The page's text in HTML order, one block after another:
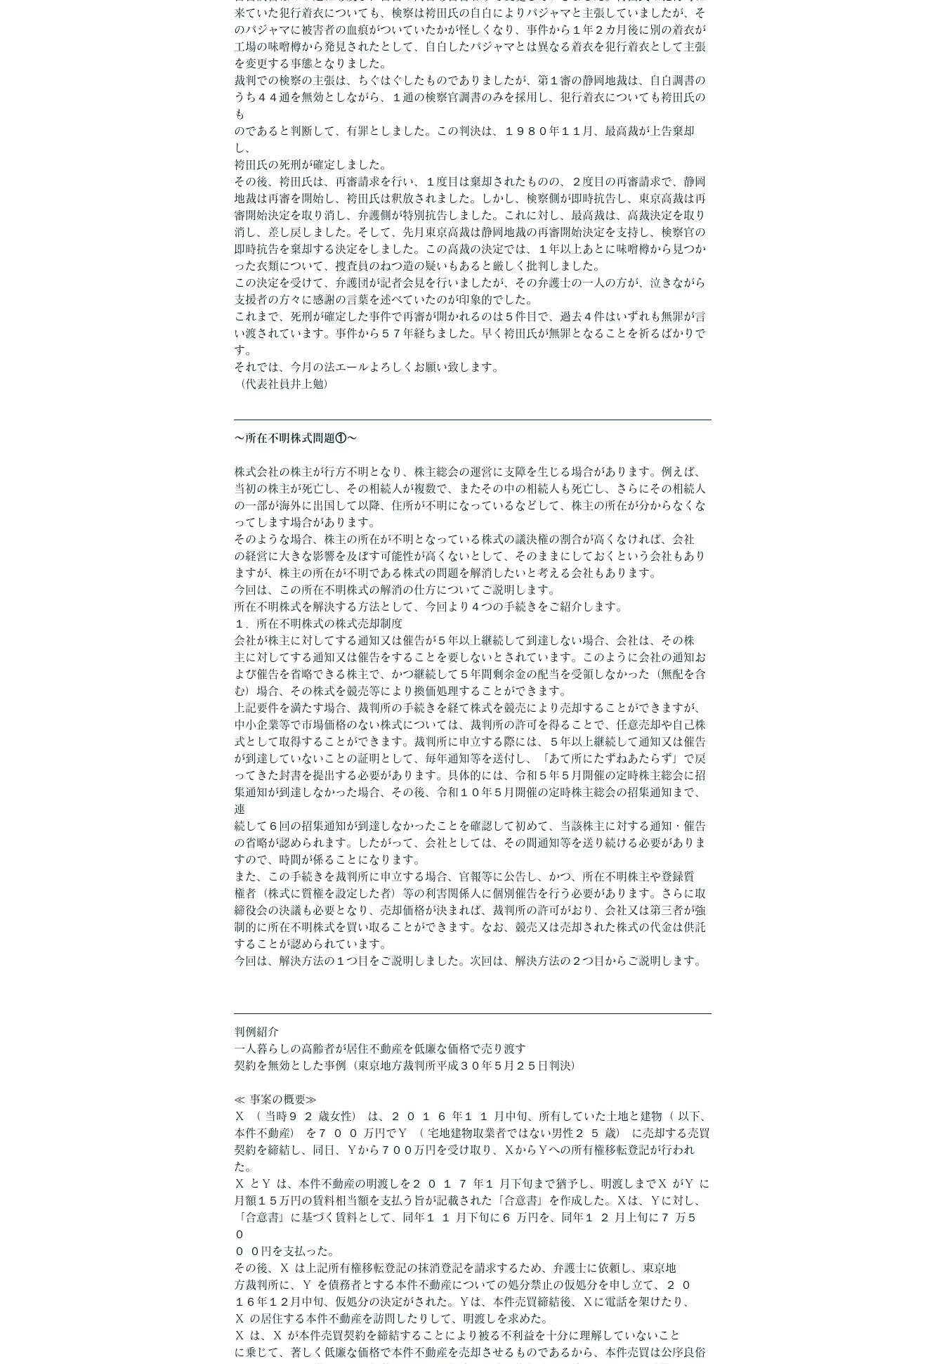
来ていた犯行着衣についても、検察は袴田氏の自白によりパジャマと主張していましたが、そ
のパジャマに被害者の血痕がついていたかが怪しくなり、事件から１年２カ月後に別の着衣が
工場の味噌樽から発見されたとして、自白したパジャマとは異なる着衣を犯行着衣として主張
を変更する事態となりました。
裁判での検察の主張は、ちぐはぐしたものでありましたが、第１審の静岡地裁は、自白調書の
うち４４通を無効としながら、１通の検察官調書のみを採用し、犯行着衣についても袴田氏の
も
のであると判断して、有罪としました。この判決は、１９８０年１１月、最高裁が上告棄却
し、
袴田氏の死刑が確定しました。
その後、袴田氏は、再審請求を行い、１度目は棄却されたものの、２度目の再審請求で、静岡
地裁は再審を開始し、袴田氏は釈放されました。しかし、検察側が即時抗告し、東京高裁は再
審開始決定を取り消し、弁護側が特別抗告しました。これに対し、最高裁は、高裁決定を取り
消し、差し戻しました。そして、先月東京高裁は静岡地裁の再審開始決定を支持し、検察官の
即時抗告を棄却する決定をしました。この高裁の決定では、１年以上あとに味噌樽から見つか
った衣類について、捜査員のねつ造の疑いもあると厳しく批判しました。
この決定を受けて、弁護団が記者会見を行いましたが、その弁護士の一人の方が、泣きながら
支援者の方々に感謝の言葉を述べていたのが印象的でした。
これまで、死刑が確定した事件で再審が開かれるのは５件目で、過去４件はいずれも無罪が言
い渡されています。事件から５７年経ちました。早く袴田氏が無罪となることを祈るばかりで
す。
それでは、今月の法エールよろしくお願い致します。
（代表社員井上勉）
～所在不明株式問題①～
株式会社の株主が行方不明となり、株主総会の運営に支障を生じる場合があります。例えば、
当初の株主が死亡し、その相続人が複数で、またその中の相続人も死亡し、さらにその相続人
の一部が海外に出国して以降、住所が不明になっているなどして、株主の所在が分からなくな
ってします場合があります。
そのような場合、株主の所在が不明となっている株式の議決権の割合が高くなければ、会社
の経営に大きな影響を及ぼす可能性が高くないとして、そのままにしておくという会社もあり
ますが、株主の所在が不明である株式の問題を解消したいと考える会社もあります。
今回は、この所在不明株式の解消の仕方についてご説明します。
所在不明株式を解決する方法として、今回より４つの手続きをご紹介します。
１．所在不明株式の株式売却制度
会社が株主に対してする通知又は催告が５年以上継続して到達しない場合、会社は、その株
主に対してする通知又は催告をすることを要しないとされています。このように会社の通知お
よび催告を省略できる株主で、かつ継続して５年間剰余金の配当を受領しなかった（無配を含
む）場合、その株式を競売等により換価処理することができます。
上記要件を満たす場合、裁判所の手続きを経て株式を競売により売却することができますが、
中小企業等で市場価格のない株式については、裁判所の許可を得ることで、任意売却や自己株
式として取得することができます。裁判所に申立する際には、５年以上継続して通知又は催告
が到達していないことの証明として、毎年通知等を送付し、「あて所にたずねあたらず」で戻
ってきた封書を提出する必要があります。具体的には、令和５年５月開催の定時株主総会に招
集通知が到達しなかった場合、その後、令和１０年５月開催の定時株主総会の招集通知まで、
連
続して６回の招集通知が到達しなかったことを確認して初めて、当該株主に対する通知・催告
の省略が認められます。したがって、会社としては、その間通知等を送り続ける必要がありま
すので、時間が係ることになります。
また、この手続きを裁判所に申立する場合、官報等に公告し、かつ、所在不明株主や登録質
権者（株式に質権を設定した者）等の利害関係人に個別催告を行う必要があります。さらに取
締役会の決議も必要となり、売却価格が決まれば、裁判所の許可がおり、会社又は第三者が強
制的に所在不明株式を買い取ることができます。なお、競売又は売却された株式の代金は供託
することが認められています。
今回は、解決方法の１つ目をご説明しました。次回は、解決方法の２つ目からご説明します。
判例紹介
一人暮らしの高齢者が居住不動産を低廉な価格で売り渡す
契約を無効とした事例（東京地方裁判所平成３０年５月２５日判決）
≪ 事案の概要≫
Ｘ （ 当時９ ２ 歳女性） は、２ ０ １ ６ 年１ １ 月中旬、所有していた土地と建物（ 以下、
本件不動産） を７ ０ ０ 万円でＹ （ 宅地建物取業者ではない男性２ ５ 歳） に売却する売買
契約を締結し、同日、Ｙから７００万円を受け取り、ＸからＹへの所有権移転登記が行われ
た。
Ｘ とＹ は、本件不動産の明渡しを２ ０ １ ７ 年１ 月下旬まで猶予し、明渡しまでＸ がＹ に
月額１５万円の賃料相当額を支払う旨が記載された「合意書」を作成した。Ｘは、Ｙに対し、
「合意書」に基づく賃料として、同年１ １ 月下旬に６ 万円を、同年１ ２ 月上旬に７ 万５
０
０ ０円を支払った。
その後、Ｘ は上記所有権移転登記の抹消登記を請求するため、弁護士に依頼し、東京地
方裁判所に、Ｙ を債務者とする本件不動産についての処分禁止の仮処分を申し立て、２ ０
１６年１２月中旬、仮処分の決定がされた。Ｙは、本件売買締結後、Ｘに電話を架けたり、
Ｘ の居住する本件不動産を訪問したりして、明渡しを求めた。
Ｘ は、Ｘ が本件売買契約を締結することにより被る不利益を十分に理解していないこと
に乗じて、著しく低廉な価格で本件不動産を売却させるものであるから、本件売買は公序良俗